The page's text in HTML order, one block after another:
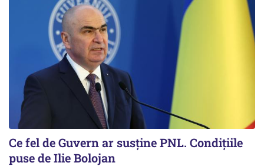
Ce fel de Guvern ar susține PNL. Condițiile
puse de Ilie Bolojan